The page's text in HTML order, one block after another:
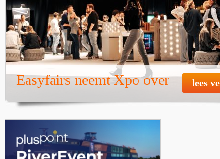
Easyfairs neemt Xpo over lees